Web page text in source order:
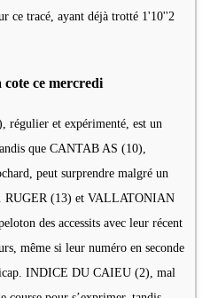
ce tracé, ayant déjà trotté 1'10''2
ce mercredi
et expérimenté, est un
que CANTAB AS (10),
peut surprendre malgré un
RUGER (13) et VALLATONIAN
des accessits avec leur récent
même si leur numéro en seconde
INDICE DU CAIEU (2), mal